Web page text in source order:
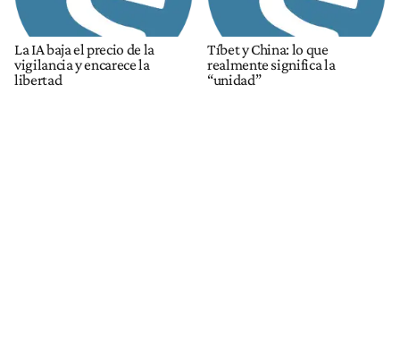
La IA baja el precio de la
vigilancia y encarece la
libertad
Tíbet y China: lo que
realmente significa la
“unidad”